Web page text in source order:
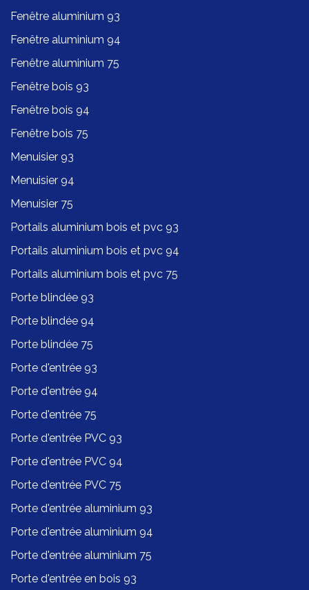
Fenêtre aluminium 93
Fenêtre aluminium 94
Fenêtre aluminium 75
Fenêtre bois 93
Fenêtre bois 94
Fenêtre bois 75
Menuisier 93
Menuisier 94
Menuisier 75
Portails aluminium bois et pvc 93
Portails aluminium bois et pvc 94
Portails aluminium bois et pvc 75
Porte blindée 93
Porte blindée 94
Porte blindée 75
Porte d'entrée 93
Porte d'entrée 94
Porte d'entrée 75
Porte d'entrée PVC 93
Porte d'entrée PVC 94
Porte d'entrée PVC 75
Porte d'entrée aluminium 93
Porte d'entrée aluminium 94
Porte d'entrée aluminium 75
Porte d'entrée en bois 93